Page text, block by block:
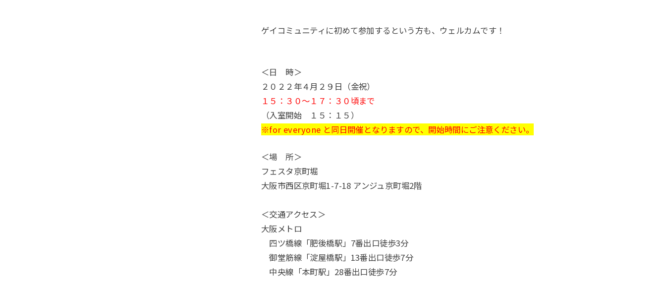
ゲイコミュニティに初めて参加するという方も、ウェルカムです！
＜日 時＞
２０２２年４月２９日（金祝）
１５：３０～１７：３０頃まで
（入室開始 １５：１５）
※for everyone と同日開催となりますので、開始時間にご注意ください。
＜場 所＞
フェスタ京町堀
大阪市西区京町堀1-7-18 アンジュ京町堀2階
＜交通アクセス＞
大阪メトロ
四ツ橋線「肥後橋駅」7番出口徒歩3分
御堂筋線「淀屋橋駅」13番出口徒歩7分
中央線「本町駅」28番出口徒歩7分